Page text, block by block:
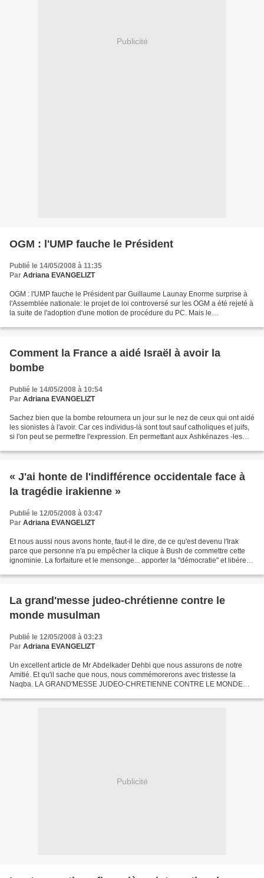
Publicité
OGM : l'UMP fauche le Président
Publié le 14/05/2008 à 11:35
Par Adriana EVANGELIZT
OGM : l'UMP fauche le Président par Guillaume Launay Enorme surprise à
l'Assemblée nationale: le projet de loi controversé sur les OGM a été rejeté à
la suite de l'adoption d'une motion de procédure du PC. Mais le
Comment la France a aidé Israël à avoir la
bombe
Publié le 14/05/2008 à 10:54
Par Adriana EVANGELIZT
Sachez bien que la bombe retournera un jour sur le nez de ceux qui ont aidé
les sionistes à l'avoir. Car ces individus-là sont tout sauf catholiques et juifs,
si l'on peut se permettre l'expression. En permettant aux Ashkénazes -les
« J'ai honte de l'indifférence occidentale face à
la tragédie irakienne »
Publié le 12/05/2008 à 03:47
Par Adriana EVANGELIZT
Et nous aussi nous avons honte, faut-il le dire, de ce qu'est devenu l'Irak
parce que personne n'a pu empêcher la clique à Bush de commettre cette
ignominie. La forfaiture et le mensonge... apporter la "démocratie" et libérer
La grand'messe judeo-chrétienne contre le
monde musulman
Publié le 12/05/2008 à 03:23
Par Adriana EVANGELIZT
Un excellent article de Mr Abdelkader Dehbi que nous assurons de notre
Amitié. Et qu'il sache que nous, nous commémorerons avec tristesse la
Naqba. LA GRAND'MESSE JUDEO-CHRETIENNE CONTRE LE MONDE
Publicité